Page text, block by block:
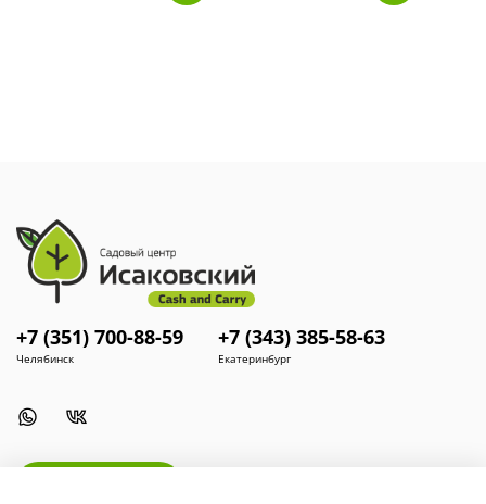
+7 (351) 700-88-59
Челябинск
+7 (343) 385-58-63
Екатеринбург